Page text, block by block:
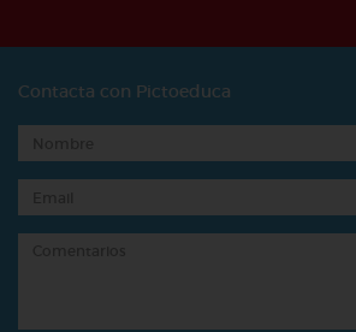
Contacta con Pictoeduca